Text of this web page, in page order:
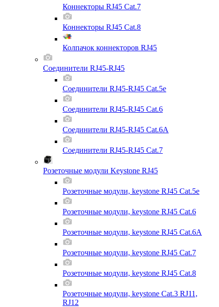
Коннекторы RJ45 Cat.7
Коннекторы RJ45 Cat.8
Колпачок коннекторов RJ45
Соединители RJ45-RJ45
Соединители RJ45-RJ45 Cat.5e
Соединители RJ45-RJ45 Cat.6
Соединители RJ45-RJ45 Cat.6A
Соединители RJ45-RJ45 Cat.7
Розеточные модули Keystone RJ45
Розеточные модули, keystone RJ45 Cat.5e
Розеточные модули, keystone RJ45 Cat.6
Розеточные модули, keystone RJ45 Cat.6A
Розеточные модули, keystone RJ45 Cat.7
Розеточные модули, keystone RJ45 Cat.8
Розеточные модули, keystone Cat.3 RJ11,
RJ12